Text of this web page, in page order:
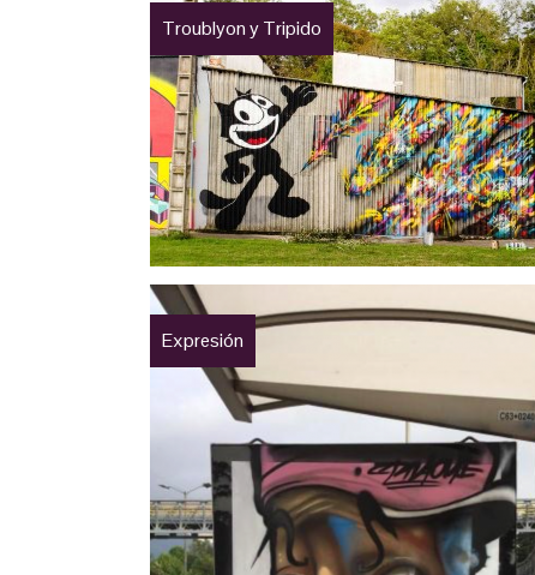
Troublyon y Tripido
Expresión